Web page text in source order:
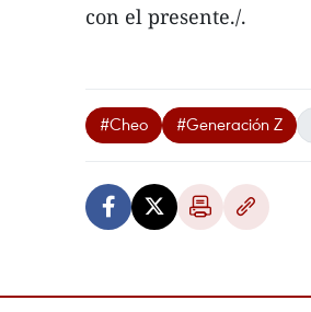
con el presente./.
#Cheo #Generación Z